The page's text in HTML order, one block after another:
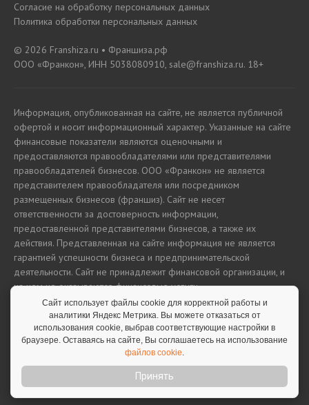
Согласие на обработку персональных данных
Политика обработки персональных данных
© 2026 Franshiza.ru • Франшиза.рф
ООО «Франкон», ИНН 5038080910, sale@franshiza.ru. 18+
Информация, опубликованная на сайте, не является публичной
офертой и носит информационный характер. Указанные на сайте
финансовые показатели являются оценочными и
предоставляются правообладателями или представителями
правообладателей бизнесов. ООО «Франкон» не является
представителем правообладателя или посредником
размещенных бизнесов (франшиз). Сайт не несет
ответственности за достоверность информации,
предоставленной представителями бизнесов, а также их
действия. Представленная на сайте информация не является
гарантией успешности бизнеса и предпринимательской
деятельности. Сайт не принадлежит финансовой организации, и
на нем не оказываются финансовые услуги.
Полная версия сайта
Сайт использует файлы cookie для корректной работы и
аналитики Яндекс Метрика. Вы можете отказаться от
использования cookie, выбрав соответствующие настройки в
браузере. Оставаясь на сайте, Вы соглашаетесь на использование
файлов cookie.
Принять